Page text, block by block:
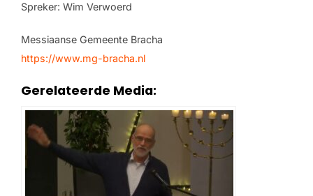
Spreker: Wim Verwoerd
Messiaanse Gemeente Bracha
https://www.mg-bracha.nl
Gerelateerde Media: